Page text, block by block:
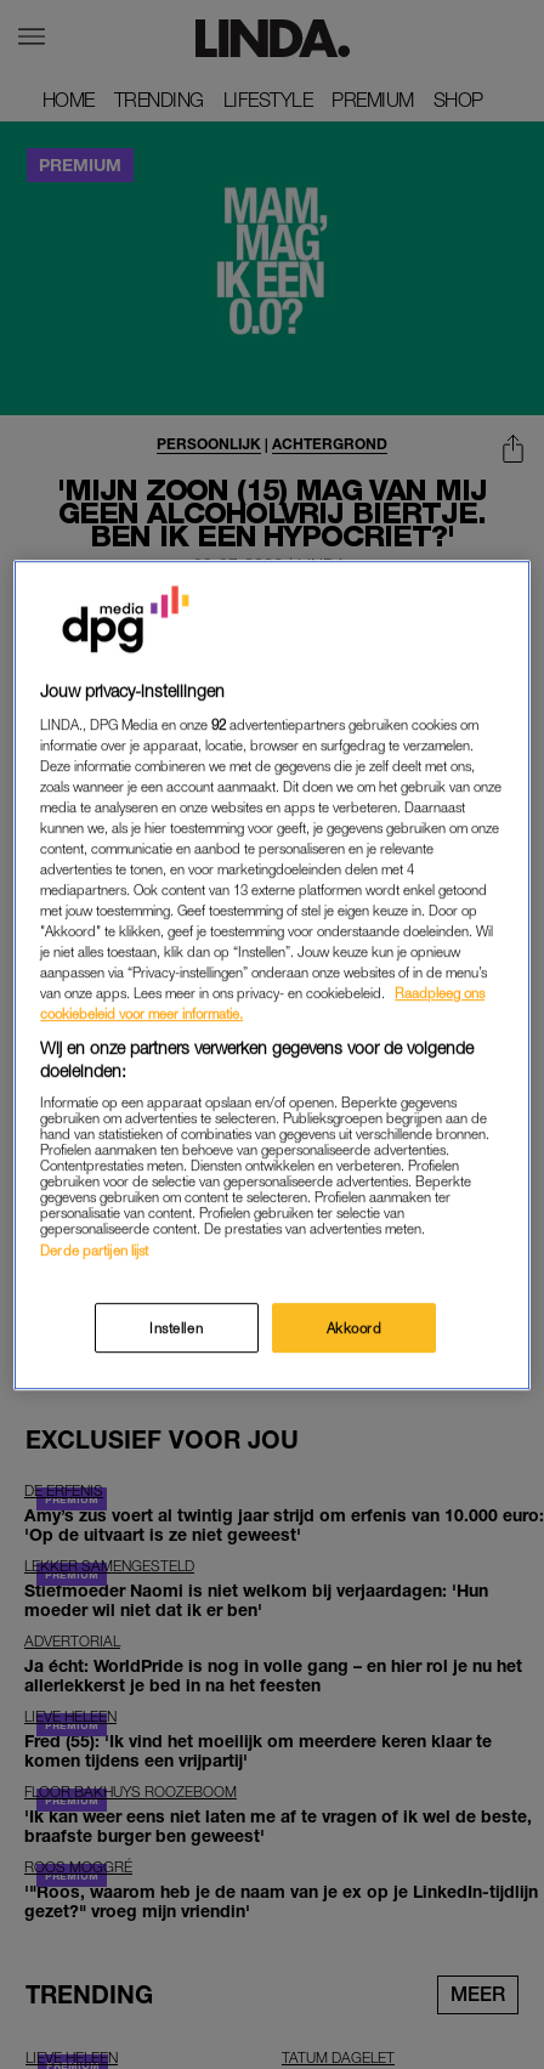
HOME
HOME TRENDING
TRENDING LIFESTYLE
LIFESTYLE PREMIUM
PREMIUM SHOP
SHOP
'MIJN ZOON (15) MAG VAN MIJ
GEEN ALCOHOLVRIJ BIERTJE.
BEN IK EEN HYPOCRIET?'
PERSOONLIJK | ACHTERGROND
09-07-2026 | LINDA.
LEES VERDER MET
PREMIUM
Krijg onbeperkt toegang tot alle
artikelen
Lees LINDA.magazine online
Geniet van te gekke winacties en
lekkere puzzels
Maandelijks opzegbaar
START GRATIS MAAND
Daarna €5,95 per maand
Al abonnee? Log in
EXCLUSIEF VOOR JOU
DE ERFENIS
Amy’s zus voert al twintig jaar strijd om erfenis van 10.000 euro:
'Op de uitvaart is ze niet geweest'
LEKKER SAMENGESTELD
Stiefmoeder Naomi is niet welkom bij verjaardagen: 'Hun
moeder wil niet dat ik er ben'
ADVERTORIAL
Ja écht: WorldPride is nog in volle gang – en hier rol je nu het
allerlekkerst je bed in na het feesten
LIEVE HELEEN
Fred (55): 'Ik vind het moeilijk om meerdere keren klaar te
komen tijdens een vrijpartij'
FLOOR BAKHUYS ROOZEBOOM
'Ik kan weer eens niet laten me af te vragen of ik wel de beste,
braafste burger ben geweest'
ROOS MOGGRÉ
'"Roos, waarom heb je de naam van je ex op je LinkedIn-tijdlijn
gezet?" vroeg mijn vriendin'
TRENDING MEER
LIEVE HELEEN TATUM DAGELET
Jouw privacy-instellingen
LINDA., DPG Media en onze92 advertentiepartners gebruiken cookies om
informatie over je apparaat, locatie, browser en surfgedrag te verzamelen.
Deze informatie combineren we met de gegevens die je zelf deelt met ons,
zoals wanneer je een account aanmaakt. Dit doen we om het gebruik van onze
media te analyseren en onze websites en apps te verbeteren. Daarnaast
kunnen we, als je hier toestemming voor geeft, je gegevens gebruiken om onze
content, communicatie en aanbod te personaliseren en je relevante
advertenties te tonen, en voor marketingdoeleinden delen met 4
mediapartners. Ook content van 13 externe platformen wordt enkel getoond
met jouw toestemming. Geef toestemming of stel je eigen keuze in. Door op
"Akkoord" te klikken, geef je toestemming voor onderstaande doeleinden. Wil
je niet alles toestaan, klik dan op “Instellen”. Jouw keuze kun je opnieuw
aanpassen via “Privacy-instellingen” onderaan onze websites of in de menu’s
van onze apps. Lees meer in ons privacy- en cookiebeleid.
Raadpleeg ons
cookiebeleid voor meer informatie.
Wij en onze partners verwerken gegevens voor de volgende
doeleinden:
Informatie op een apparaat opslaan en/of openen. Beperkte gegevens
gebruiken om advertenties te selecteren. Publieksgroepen begrijpen aan de
hand van statistieken of combinaties van gegevens uit verschillende bronnen.
Profielen aanmaken ten behoeve van gepersonaliseerde advertenties.
Contentprestaties meten. Diensten ontwikkelen en verbeteren. Profielen
gebruiken voor de selectie van gepersonaliseerde advertenties. Beperkte
gegevens gebruiken om content te selecteren. Profielen aanmaken ter
personalisatie van content. Profielen gebruiken ter selectie van
gepersonaliseerde content. De prestaties van advertenties meten.
Derde partijen lijst
Instellen Akkoord